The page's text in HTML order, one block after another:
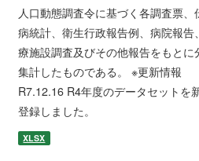
人口動態調査令に基づく各調査票、
病統計、衛生行政報告例、病院報告
療施設調査及びその他報告をもとに
集計したものである。 ※更新情報
R7.12.16 R4年度のデータセットを
登録しました。
XLSX